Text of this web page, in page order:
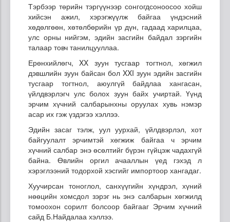
Тэрбээр төрийн тэргүүнээр сонгогдсоноосоо хойш
хийсэн ажил, хэрэгжүүлж байгаа үндэсний
хөдөлгөөн, хөтөлбөрийн үр дүн, гадаад харилцаа,
улс орны нийгэм, эдийн засгийн байдал зэргийн
талаар товч танилцууллаа.
Ерөнхийлөгч, XX зуун тусгаар тогтнол, хөгжил
дэвшлийн зуун байсан бол XXI зуун эдийн засгийн
тусгаар тогтнол, аюулгүй байдлаа хангасан,
үйлдвэрлэгч улс болох зуун байх учиртай. Үүнд
эрчим хүчний салбарынхны оруулах хувь нэмэр
асар их гэж үздэгээ хэллээ.
Эдийн засаг тэлж, уул уурхай, үйлдвэрлэл, хот
байгуулалт эрчимтэй хөгжиж байгаа ч эрчим
хүчний салбар энэ өсөлтийг бүрэн гүйцэж чадахгүй
байна. Өвлийн оргил ачааллын үед гэхэд л
хэрэглээний тодорхой хэсгийг импортоор хангадаг.
Хуучирсан тоноглол, санхүүгийн хүндрэл, хүний
нөөцийн хомсдол зэрэг нь энэ салбарын хөгжилд
томоохон сорилт болсоор байгааг Эрчим хүчний
сайд Б.Найдалаа хэллээ.